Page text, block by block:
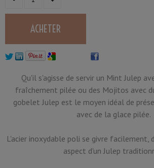
Qu'il s'agisse de servir un Mint Julep
fraîchement pilée ou des Mojitos avec
gobelet Julep est le moyen idéal de
avec de la glace pilée.
L'acier inoxydable poli se givre
aspect d'un Julep